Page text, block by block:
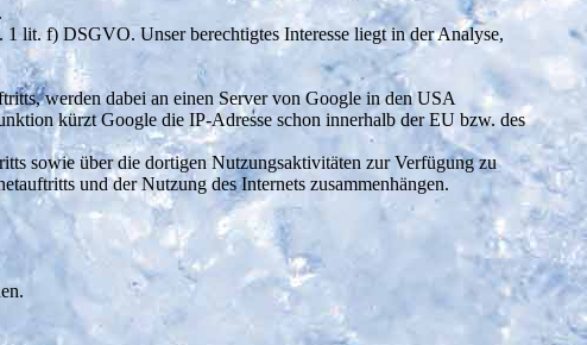
lit. f) DSGVO. Unser berechtigtes Interesse liegt in der Analyse,
werden dabei an einen Server von Google in den USA
kürzt Google die IP-Adresse schon innerhalb der EU bzw. des
sowie über die dortigen Nutzungsaktivitäten zur Verfügung zu
und der Nutzung des Internets zusammenhängen.